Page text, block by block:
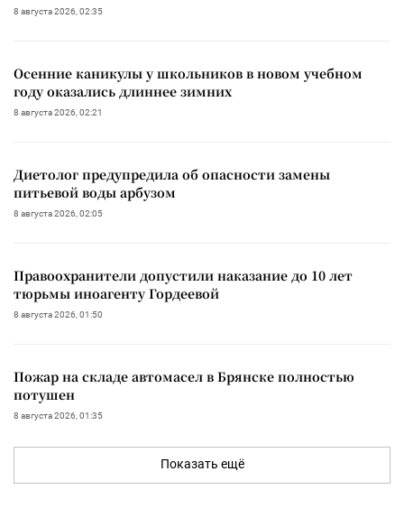
8 августа 2026, 02:35
Осенние каникулы у школьников в новом учебном
году оказались длиннее зимних
8 августа 2026, 02:21
Диетолог предупредила об опасности замены
питьевой воды арбузом
8 августа 2026, 02:05
Правоохранители допустили наказание до 10 лет
тюрьмы иноагенту Гордеевой
8 августа 2026, 01:50
Пожар на складе автомасел в Брянске полностью
потушен
8 августа 2026, 01:35
Показать ещё